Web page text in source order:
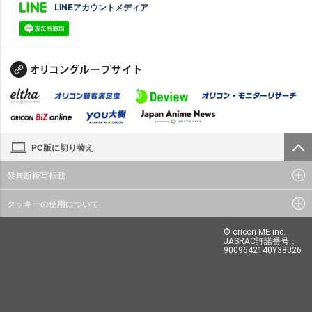
LINEアカウントメディア
PC版に切り替え
禁無断複写転載
クッキーの使用について
© oricon ME inc.
JASRAC許諾番号：
9009642140Y38026